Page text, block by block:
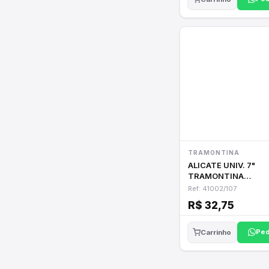
TRAMONTINA
ALICATE UNIV. 7"
TRAMONTINA
41002/107
Ref: 41002/107
R$ 32,75
Carrinho